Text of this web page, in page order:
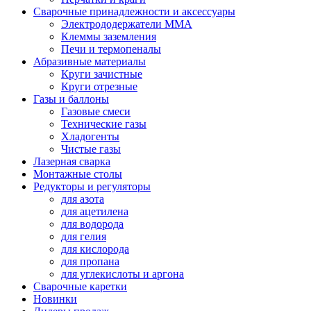
Сварочные принадлежности и аксессуары
Электрододержатели MMA
Клеммы заземления
Печи и термопеналы
Абразивные материалы
Круги зачистные
Круги отрезные
Газы и баллоны
Газовые смеси
Технические газы
Хладогенты
Чистые газы
Лазерная сварка
Монтажные столы
Редукторы и регуляторы
для азота
для ацетилена
для водорода
для гелия
для кислорода
для пропана
для углекислоты и аргона
Сварочные каретки
Новинки